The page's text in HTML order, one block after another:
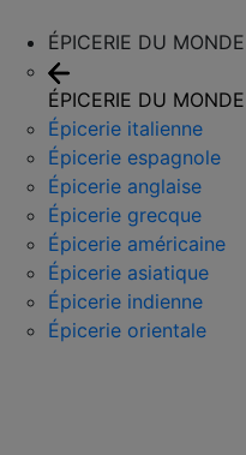
ÉPICERIE DU MONDE
ÉPICERIE DU MONDE
Épicerie italienne
Épicerie espagnole
Épicerie anglaise
Épicerie grecque
Épicerie américaine
Épicerie asiatique
Épicerie indienne
Épicerie orientale